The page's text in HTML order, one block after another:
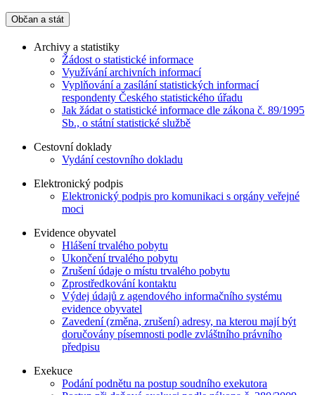
Občan a stát
Archivy a statistiky
Žádost o statistické informace
Využívání archivních informací
Vyplňování a zasílání statistických informací
respondenty Českého statistického úřadu
Jak žádat o statistické informace dle zákona č. 89/1995
Sb., o státní statistické službě
Cestovní doklady
Vydání cestovního dokladu
Elektronický podpis
Elektronický podpis pro komunikaci s orgány veřejné
moci
Evidence obyvatel
Hlášení trvalého pobytu
Ukončení trvalého pobytu
Zrušení údaje o místu trvalého pobytu
Zprostředkování kontaktu
Výdej údajů z agendového informačního systému
evidence obyvatel
Zavedení (změna, zrušení) adresy, na kterou mají být
doručovány písemnosti podle zvláštního právního
předpisu
Exekuce
Podání podnětu na postup soudního exekutora